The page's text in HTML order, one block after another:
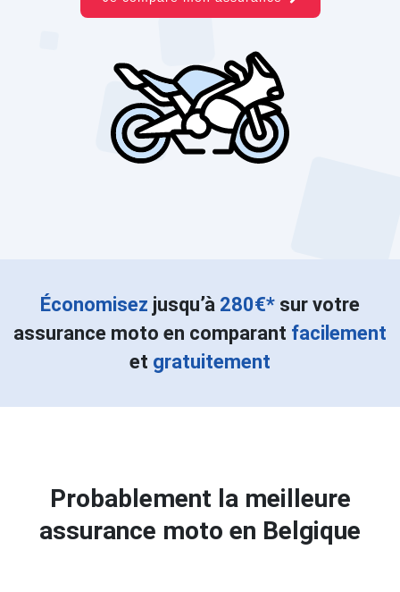
Économisez jusqu’à 280€* sur votre
assurance moto en comparant facilement
et gratuitement
Probablement la meilleure
assurance moto en Belgique